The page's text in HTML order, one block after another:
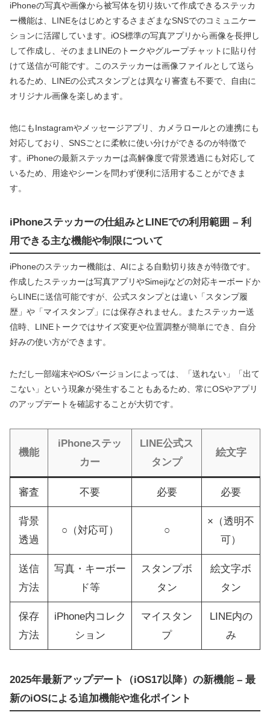
iPhoneの写真や画像から被写体を切り抜いて作成できるステッカ
ー機能は、LINEをはじめとするさまざまなSNSでのコミュニケー
ションに活躍しています。iOS標準の写真アプリから画像を長押し
して作成し、そのままLINEのトークやグループチャットに貼り付
けて送信が可能です。このステッカーは画像ファイルとして送ら
れるため、LINEの公式スタンプとは異なり審査も不要で、自由に
オリジナル画像を楽しめます。
他にもInstagramやメッセージアプリ、カメラロールとの連携にも
対応しており、SNSごとに柔軟に使い分けができるのが特徴で
す。iPhoneの最新ステッカーは高解像度で背景透過にも対応して
いるため、用途やシーンを問わず便利に活用することができま
す。
iPhoneステッカーの仕組みとLINEでの利用範囲 – 利
用できる主な機能や制限について
iPhoneのステッカー機能は、AIによる自動切り抜きが特徴です。
作成したステッカーは写真アプリやSimejiなどの対応キーボードか
らLINEに送信可能ですが、公式スタンプとは違い「スタンプ履
歴」や「マイスタンプ」には保存されません。またステッカー送
信時、LINEトークではサイズ変更や位置調整が簡単にでき、自分
好みの使い方ができます。
ただし一部端末やiOSバージョンによっては、「送れない」「出て
こない」という現象が発生することもあるため、常にOSやアプリ
のアップデートを確認することが大切です。
機能
iPhoneステッ
カー
LINE公式ス
タンプ
絵文字
審査 不要 必要 必要
背景
透過
○（対応可） ○
×（透明不
可）
送信
方法
写真・キーボー
ド等
スタンプボ
タン
絵文字ボ
タン
保存
方法
iPhone内コレク
ション
マイスタン
プ
LINE内の
み
2025年最新アップデート（iOS17以降）の新機能 – 最
新のiOSによる追加機能や進化ポイント